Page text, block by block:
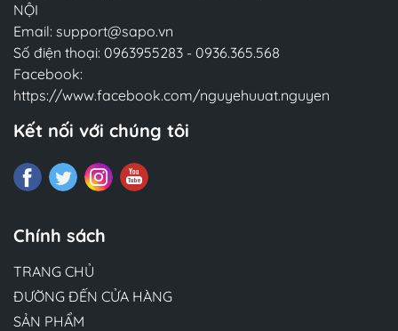
NỘI
Email: support@sapo.vn
Số điện thoại: 0963955283 - 0936.365.568
Facebook:
https://www.facebook.com/nguyehuuat.nguyen
Kết nối với chúng tôi
Chính sách
TRANG CHỦ
ĐƯỜNG ĐẾN CỬA HÀNG
SẢN PHẨM